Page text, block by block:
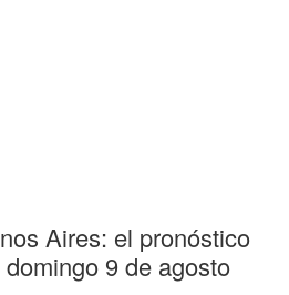
Aires: el pronóstico
9 de agosto